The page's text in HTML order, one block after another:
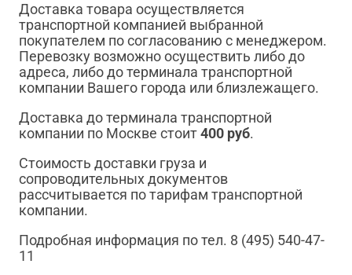
Доставка товара осуществляется
транспортной компанией выбранной
покупателем по согласованию с менеджером.
Перевозку возможно осуществить либо до
адреса, либо до терминала транспортной
компании Вашего города или близлежащего.
Доставка до терминала транспортной
компании по Москве стоит400 руб.
Стоимость доставки груза и
сопроводительных документов
рассчитывается по тарифам транспортной
компании.
Подробная информация по тел. 8 (495) 540-47-
11